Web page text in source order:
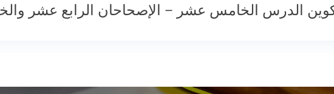
الدرس الخامس عشر – الإصحاحان الرابع عشر